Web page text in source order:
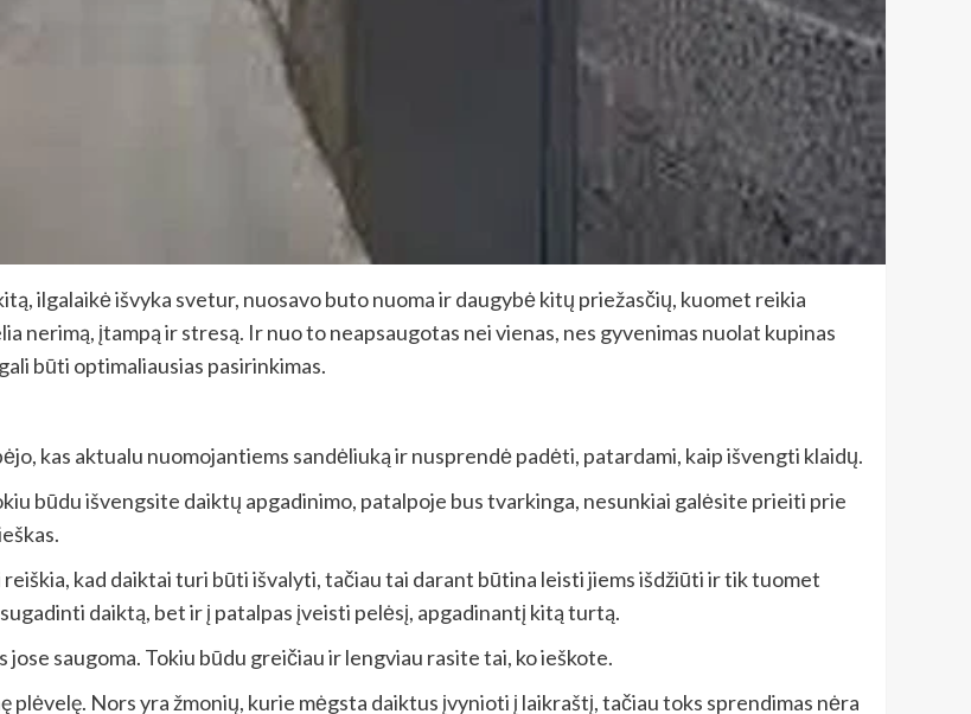
ilgalaikė išvyka svetur, nuosavo buto nuoma ir daugybė kitų priežasčių, kuomet reikia
nerimą, įtampą ir stresą. Ir nuo to neapsaugotas nei vienas, nes gyvenimas nuolat kupinas
būti optimaliausias pasirinkimas.
kas aktualu nuomojantiems sandėliuką ir nusprendė padėti, patardami, kaip išvengti klaidų.
būdu išvengsite daiktų apgadinimo, patalpoje bus tvarkinga, nesunkiai galėsite prieiti prie
kad daiktai turi būti išvalyti, tačiau tai darant būtina leisti jiems išdžiūti ir tik tuomet
daiktą, bet ir į patalpas įveisti pelėsį, apgadinantį kitą turtą.
saugoma. Tokiu būdu greičiau ir lengviau rasite tai, ko ieškote.
Nors yra žmonių, kurie mėgsta daiktus įvynioti į laikraštį, tačiau toks sprendimas nėra